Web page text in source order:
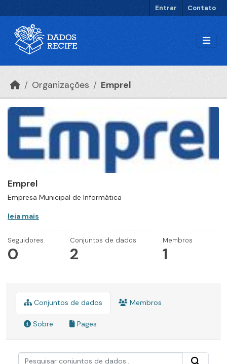
Entrar Contato
Organizações Emprel
Emprel
Empresa Municipal de Informática
leia mais
Seguidores
0
Conjuntos de dados
2
Membros
1
Conjuntos de dados Membros
Sobre Pages